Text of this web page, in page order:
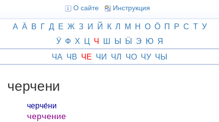
О сайте Инструкция
А Ӓ В Г Д Е Ж З И Й К Л М Н О Ӧ П Р С Т У
Ӱ Ф Х Ц Ч Ш Ы Ӹ Э Ю Я
ЧА ЧВ ЧЕ ЧИ ЧЛ ЧО ЧУ ЧЫ
черчени
черче́ни
черчение